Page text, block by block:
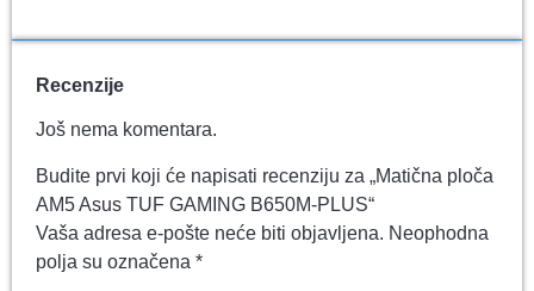
Recenzije
Još nema komentara.
Budite prvi koji će napisati recenziju za „Matična ploča
AM5 Asus TUF GAMING B650M-PLUS“
Vaša adresa e-pošte neće biti objavljena. Neophodna
polja su označena *